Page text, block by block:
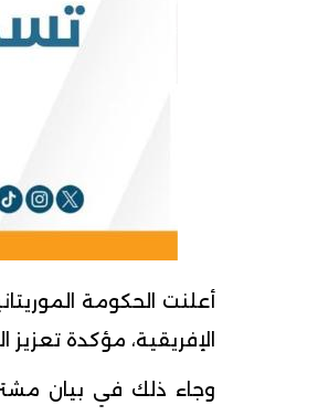
أعلنت الحكومة
الإفريقية، مؤكدة
وجاء ذلك في بيان